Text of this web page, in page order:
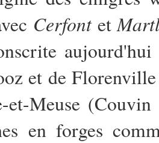
Cerfont et
et de
et-Meuse
en forges